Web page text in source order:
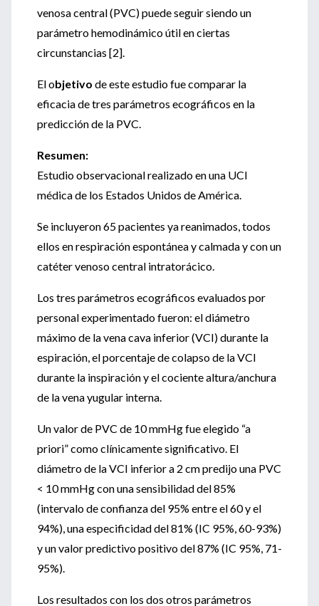
venosa central (PVC) puede seguir siendo un
parámetro hemodinámico útil en ciertas
circunstancias [2].
El objetivo de este estudio fue comparar la
eficacia de tres parámetros ecográficos en la
predicción de la PVC.
Resumen:
Estudio observacional realizado en una UCI
médica de los Estados Unidos de América.
Se incluyeron 65 pacientes ya reanimados, todos
ellos en respiración espontánea y calmada y con un
catéter venoso central intratorácico.
Los tres parámetros ecográficos evaluados por
personal experimentado fueron: el diámetro
máximo de la vena cava inferior (VCI) durante la
espiración, el porcentaje de colapso de la VCI
durante la inspiración y el cociente altura/anchura
de la vena yugular interna.
Un valor de PVC de 10 mmHg fue elegido “a
priori” como clínicamente significativo. El
diámetro de la VCI inferior a 2 cm predijo una PVC
< 10 mmHg con una sensibilidad del 85%
(intervalo de confianza del 95% entre el 60 y el
94%), una especificidad del 81% (IC 95%, 60-93%)
y un valor predictivo positivo del 87% (IC 95%, 71-
95%).
Los resultados con los dos otros parámetros